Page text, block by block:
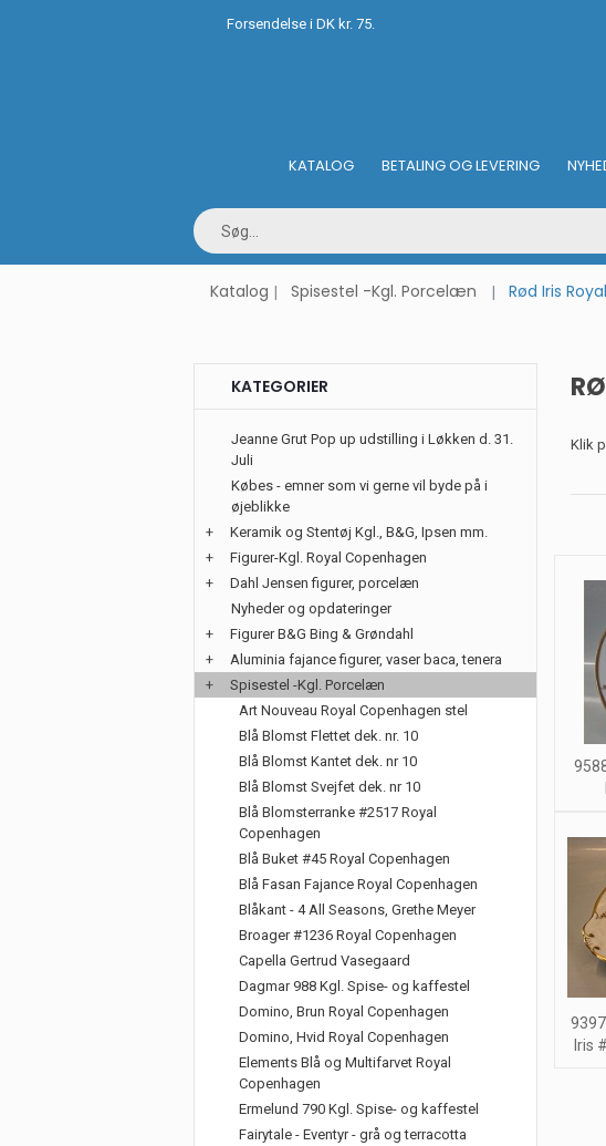
Forsendelse i DK kr. 75.
KATALOG BETALING OG LEVERING
Katalog Spisestel -Kgl. Porcelæn Rød Iris
Klik
Iris
KATEGORIER
Jeanne Grut Pop up udstilling i Løkken d. 31.
Juli
Købes - emner som vi gerne vil byde på i
øjeblikke
+
Keramik og Stentøj Kgl., B&G, Ipsen mm.
+
Figurer-Kgl. Royal Copenhagen
+
Dahl Jensen figurer, porcelæn
Nyheder og opdateringer
+
Figurer B&G Bing & Grøndahl
+
Aluminia fajance figurer, vaser baca, tenera
+
Spisestel -Kgl. Porcelæn
Art Nouveau Royal Copenhagen stel
Blå Blomst Flettet dek. nr. 10
Blå Blomst Kantet dek. nr 10
Blå Blomst Svejfet dek. nr 10
Blå Blomsterranke #2517 Royal
Copenhagen
Blå Buket #45 Royal Copenhagen
Blå Fasan Fajance Royal Copenhagen
Blåkant - 4 All Seasons, Grethe Meyer
Broager #1236 Royal Copenhagen
Capella Gertrud Vasegaard
Dagmar 988 Kgl. Spise- og kaffestel
Domino, Brun Royal Copenhagen
Domino, Hvid Royal Copenhagen
Elements Blå og Multifarvet Royal
Copenhagen
Ermelund 790 Kgl. Spise- og kaffestel
Fairytale - Eventyr - grå og terracotta